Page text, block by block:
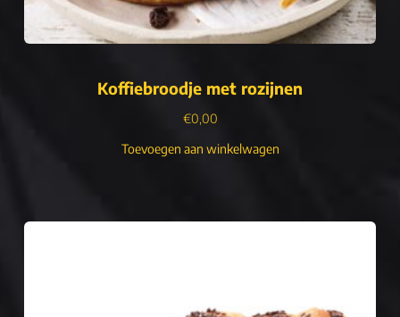
Koffiebroodje met rozijnen
€0,00
Toevoegen aan winkelwagen